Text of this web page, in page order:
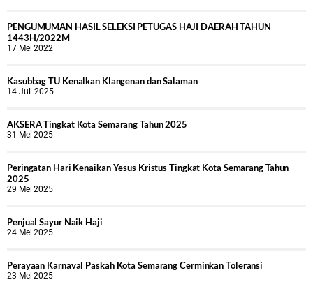
PENGUMUMAN HASIL SELEKSI PETUGAS HAJI DAERAH TAHUN
1443H/2022M
17 Mei 2022
Kasubbag TU Kenalkan Klangenan dan Salaman
14 Juli 2025
AKSERA Tingkat Kota Semarang Tahun 2025
31 Mei 2025
Peringatan Hari Kenaikan Yesus Kristus Tingkat Kota Semarang Tahun
2025
29 Mei 2025
Penjual Sayur Naik Haji
24 Mei 2025
Perayaan Karnaval Paskah Kota Semarang Cerminkan Toleransi
23 Mei 2025